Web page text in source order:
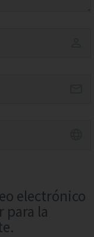
electrónico
para la